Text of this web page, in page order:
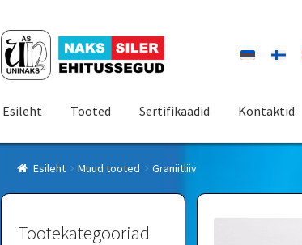
Liigu
navigeerimisele
Liigu
sisu
juurde
Esileht Tooted Sertifikaadid Kontaktid
Esileht Muud tooted Graniitliiv
Tootekategooriad